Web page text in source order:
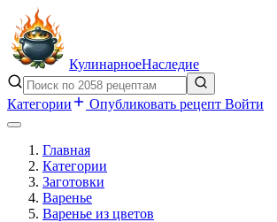
КулинарноеНаследие
Категории Опубликовать рецепт Войти
Главная
Категории
Заготовки
Варенье
Варенье из цветов